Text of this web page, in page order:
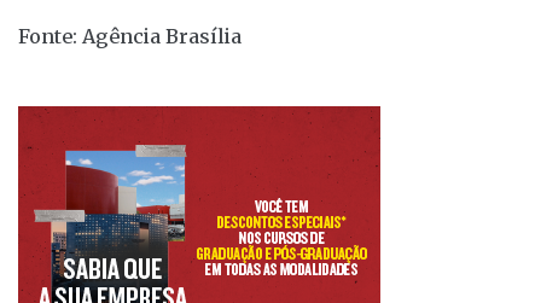
Fonte: Agência Brasília